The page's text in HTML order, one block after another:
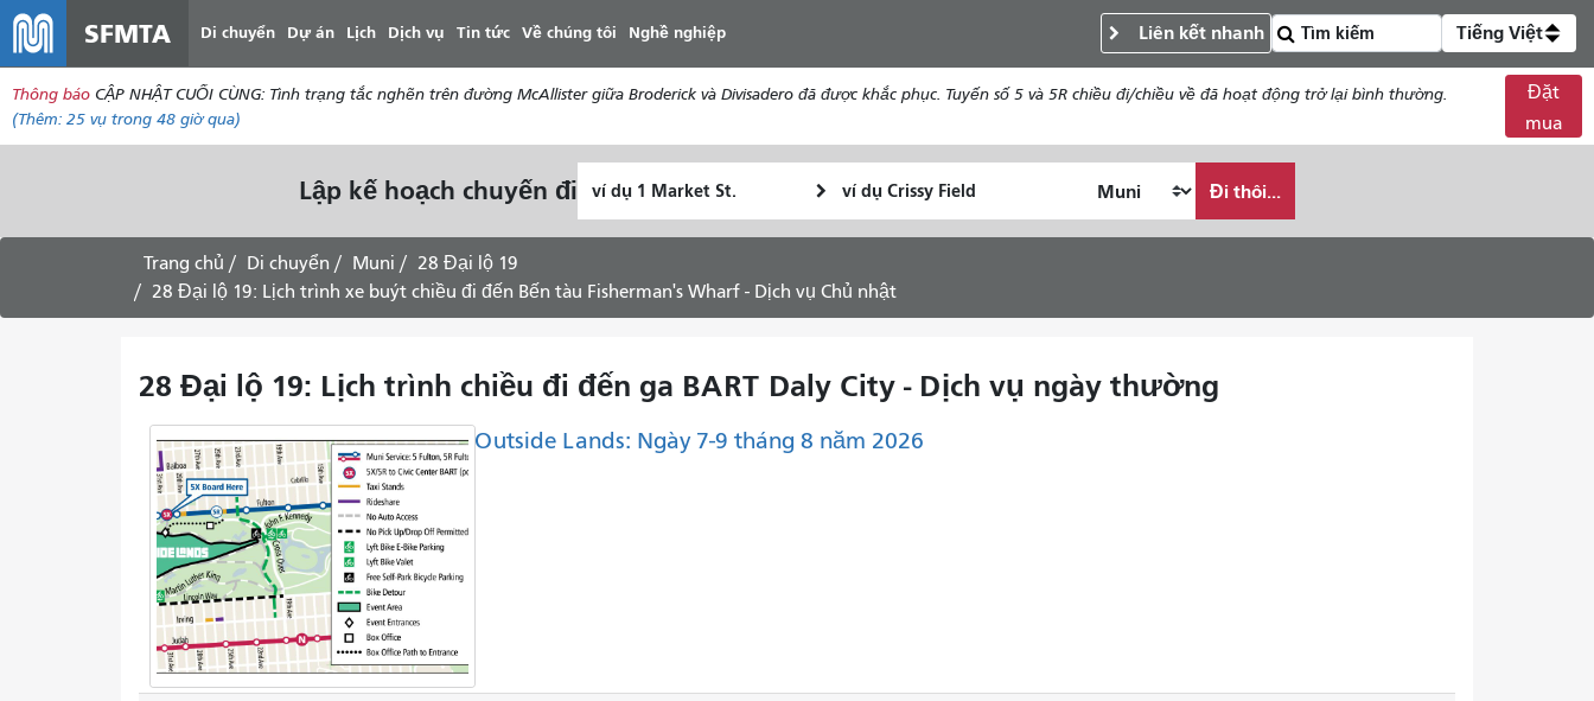
dung
SFMTA Di chuyển Dự án Lịch Dịch vụ Tin tức Về chúng tôi Nghề nghiệp Liên kết nhanh Tiếng Việt
Thông báo CẬP NHẬT CUỐI CÙNG: Tình trạng tắc nghẽn trên đường McAllister giữa Broderick và Divisadero đã được khắc phục. Tuyến số 5 và 5R chiều đi/chiều về đã hoạt động trở lại bình thường.
(Thêm: 25 vụ trong 48 giờ qua)
Đặt
mua
Lập kế hoạch chuyến đi
bắt
kết
muốn
lịch
thế
nào
Đi thôi...
Trang chủ Di chuyển Muni
28 Đại lộ 19
28 Đại lộ 19: Lịch trình xe buýt chiều đi đến Bến tàu Fisherman's Wharf - Dịch vụ Chủ nhật
28 Đại lộ 19: Lịch trình chiều đi đến ga BART Daly City - Dịch vụ ngày thường
Outside Lands: Ngày 7-9 tháng 8 năm 2026